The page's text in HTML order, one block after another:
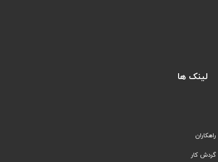
لینک ها
راهکاران
​​گردش کار